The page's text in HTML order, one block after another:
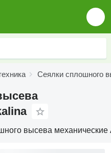
Сеялки сплошного
высева механические